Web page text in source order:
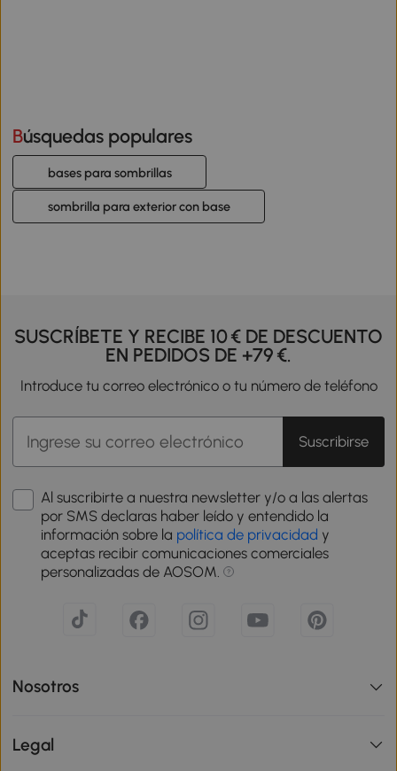
Búsquedas populares
bases para sombrillas
sombrilla para exterior con base
SUSCRÍBETE Y RECIBE 10 € DE DESCUENTO
EN PEDIDOS DE +79 €.
Introduce tu correo electrónico o tu número de teléfono
Suscribirse
Al suscribirte a nuestra newsletter y/o a las alertas
por SMS declaras haber leído y entendido la
información sobre la política de privacidad y
aceptas recibir comunicaciones comerciales
personalizadas de AOSOM.
Nosotros
Legal